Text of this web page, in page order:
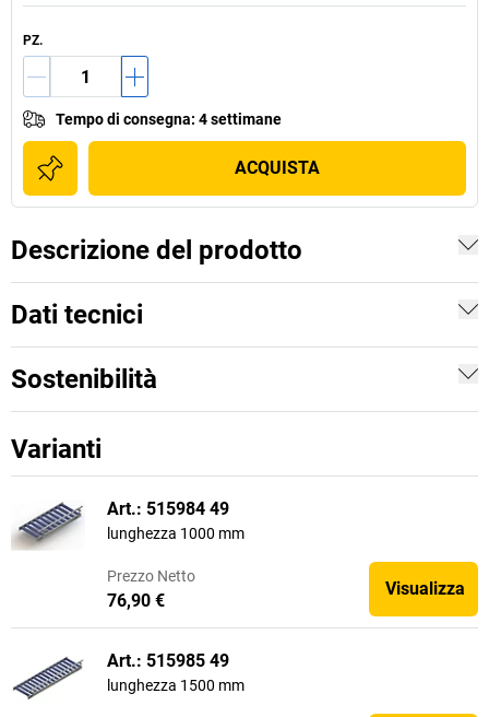
PZ.
Tempo di consegna: 4 settimane
ACQUISTA
Descrizione del prodotto
Dati tecnici
Sostenibilità
Varianti
Art.: 515984 49
lunghezza 1000 mm
Prezzo Netto
76,90 €
Visualizza
Art.: 515985 49
lunghezza 1500 mm